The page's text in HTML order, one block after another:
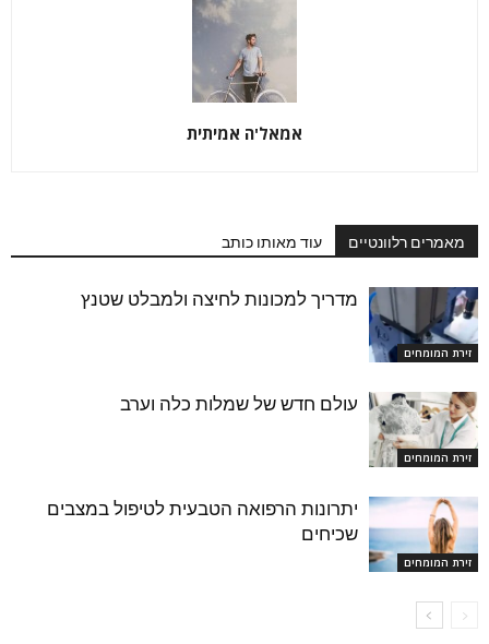
אמאל'ה אמיתית
מאמרים רלוונטיים עוד מאותו כותב
זירת המומחים
מדריך למכונות לחיצה ולמבלט שטנץ
זירת המומחים
עולם חדש של שמלות כלה וערב
זירת המומחים
יתרונות הרפואה הטבעית לטיפול במצבים
שכיחים